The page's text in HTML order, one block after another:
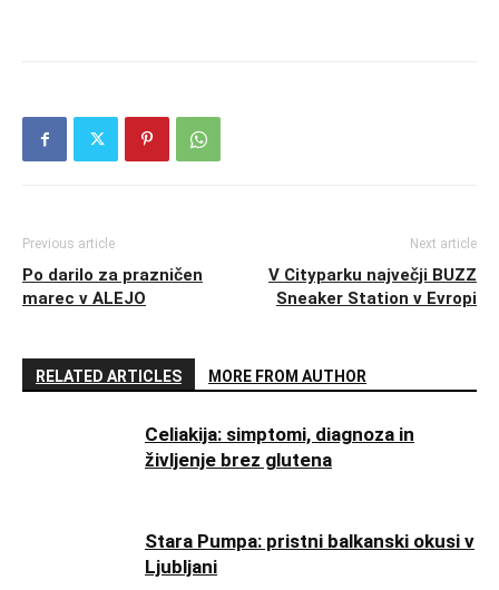
Previous article
Po darilo za prazničen
marec v ALEJO
Next article
V Cityparku največji BUZZ
Sneaker Station v Evropi
RELATED ARTICLES MORE FROM AUTHOR
Celiakija: simptomi, diagnoza in
življenje brez glutena
Stara Pumpa: pristni balkanski okusi v
Ljubljani